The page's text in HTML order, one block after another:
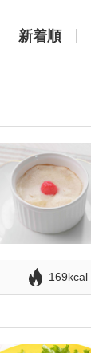
新着順
169kcal